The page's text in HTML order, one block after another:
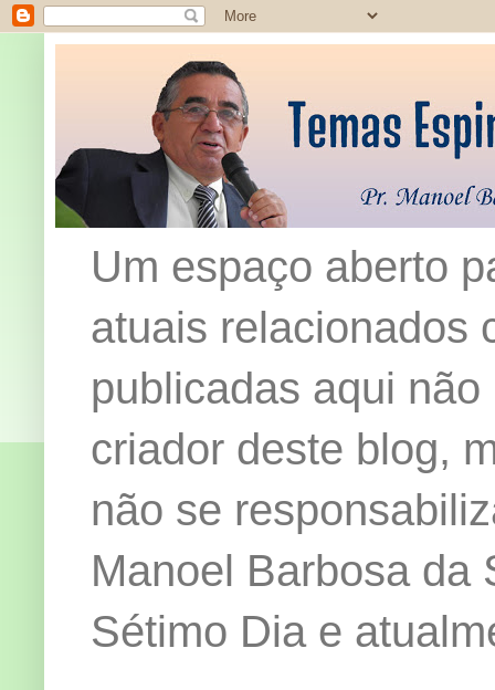
Um espaço aberto
atuais relacionados
publicadas aqui
criador deste blog,
não se
Manoel Barbosa da
Sétimo Dia e